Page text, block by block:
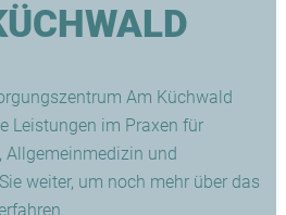
Am Küchwald
Leistungen im Praxen für
Allgemeinmedizin und
weiter, um noch mehr über das